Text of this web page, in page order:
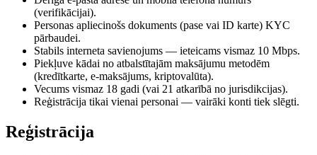
(verifikācijai).
Personas apliecinošs dokuments (pase vai ID karte) KYC
pārbaudei.
Stabils interneta savienojums — ieteicams vismaz 10 Mbps.
Piekļuve kādai no atbalstītajām maksājumu metodēm
(kredītkarte, e-maksājums, kriptovalūta).
Vecums vismaz 18 gadi (vai 21 atkarībā no jurisdikcijas).
Reģistrācija tikai vienai personai — vairāki konti tiek slēgti.
Reģistrācija